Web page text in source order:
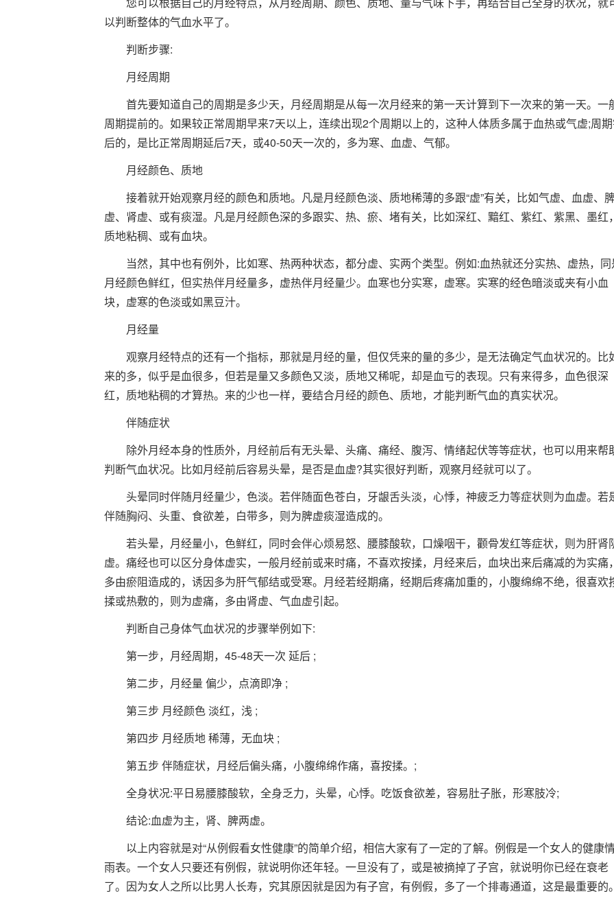
以判断整体的气血水平了。
判断步骤:
月经周期
首先要知道自己的周期是多少天，月经周期是从每一次月经来的第一天计算到下一次来的第一天。一
周期提前的。如果较正常周期早来7天以上，连续出现2个周期以上的，这种人体质多属于血热或气虚;周
后的，是比正常周期延后7天，或40-50天一次的，多为寒、血虚、气郁。
月经颜色、质地
接着就开始观察月经的颜色和质地。凡是月经颜色淡、质地稀薄的多跟“虚”有关，比如气虚、血虚、
虚、肾虚、或有痰湿。凡是月经颜色深的多跟实、热、瘀、堵有关，比如深红、黯红、紫红、紫黑、墨红
质地粘稠、或有血块。
当然，其中也有例外，比如寒、热两种状态，都分虚、实两个类型。例如:血热就还分实热、虚热，
月经颜色鲜红，但实热伴月经量多，虚热伴月经量少。血寒也分实寒，虚寒。实寒的经色暗淡或夹有小血
块，虚寒的色淡或如黑豆汁。
月经量
观察月经特点的还有一个指标，那就是月经的量，但仅凭来的量的多少，是无法确定气血状况的。比
来的多，似乎是血很多，但若是量又多颜色又淡，质地又稀呢，却是血亏的表现。只有来得多，血色很深
红，质地粘稠的才算热。来的少也一样，要结合月经的颜色、质地，才能判断气血的真实状况。
伴随症状
除外月经本身的性质外，月经前后有无头晕、头痛、痛经、腹泻、情绪起伏等等症状，也可以用来帮
判断气血状况。比如月经前后容易头晕，是否是血虚?其实很好判断，观察月经就可以了。
头晕同时伴随月经量少，色淡。若伴随面色苍白，牙龈舌头淡，心悸，神疲乏力等症状则为血虚。若
伴随胸闷、头重、食欲差，白带多，则为脾虚痰湿造成的。
若头晕，月经量小，色鲜红，同时会伴心烦易怒、腰膝酸软，口燥咽干，颧骨发红等症状，则为肝肾
虚。痛经也可以区分身体虚实，一般月经前或来时痛，不喜欢按揉，月经来后，血块出来后痛减的为实痛
多由瘀阻造成的，诱因多为肝气郁结或受寒。月经若经期痛，经期后疼痛加重的，小腹绵绵不绝，很喜欢
揉或热敷的，则为虚痛，多由肾虚、气血虚引起。
判断自己身体气血状况的步骤举例如下:
第一步，月经周期，45-48天一次 延后 ;
第二步，月经量 偏少，点滴即净 ;
第三步 月经颜色 淡红，浅 ;
第四步 月经质地 稀薄，无血块 ;
第五步 伴随症状，月经后偏头痛，小腹绵绵作痛，喜按揉。;
全身状况:平日易腰膝酸软，全身乏力，头晕，心悸。吃饭食欲差，容易肚子胀，形寒肢冷;
结论:血虚为主，肾、脾两虚。
以上内容就是对“从例假看女性健康”的简单介绍，相信大家有了一定的了解。例假是一个女人的健康
雨表。一个女人只要还有例假，就说明你还年轻。一旦没有了，或是被摘掉了子宫，就说明你已经在衰老
了。因为女人之所以比男人长寿，究其原因就是因为有子宫，有例假，多了一个排毒通道，这是最重要的